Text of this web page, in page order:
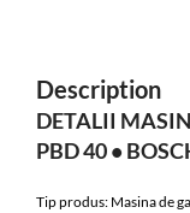
Description
DETALII
PBD 40 •
Tip produs: Masina de